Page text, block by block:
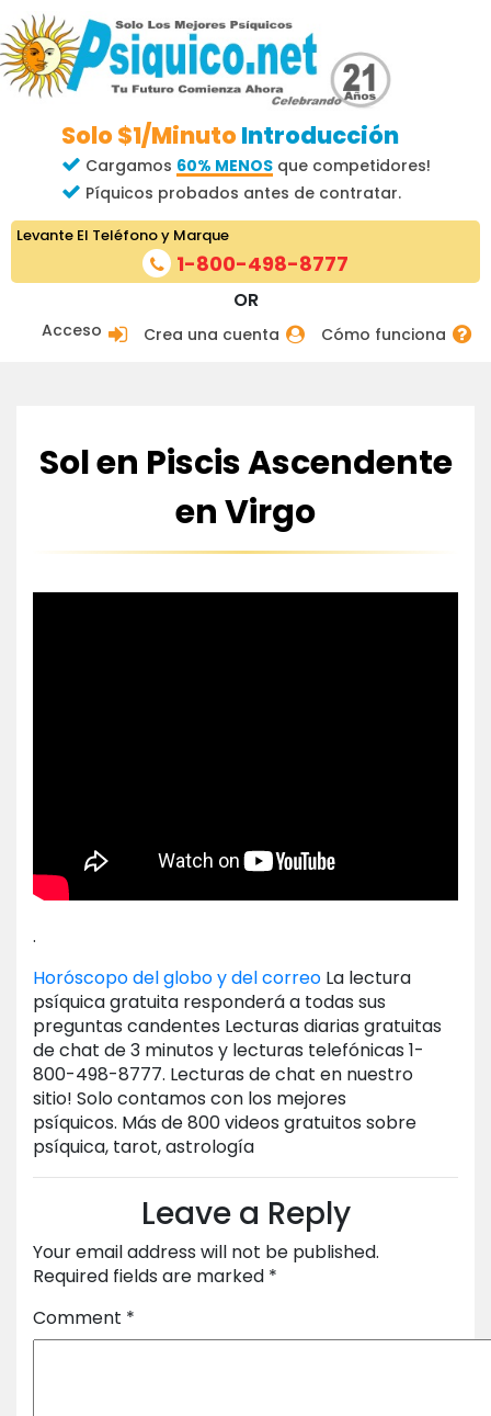
Solo $1/MinutoIntroducción
Cargamos 60% MENOSque competidores!
Píquicos probados antes de contratar.
Acceso Crea una cuenta Cómo funciona
OR
Levante El Teléfono y Marque
1-800-498-8777
Sol en Piscis Ascendente
en Virgo
.
Horóscopo del globo y del correo La lectura
psíquica gratuita responderá a todas sus
preguntas candentes Lecturas diarias gratuitas
de chat de 3 minutos y lecturas telefónicas 1-
800-498-8777. Lecturas de chat en nuestro
sitio! Solo contamos con los mejores
psíquicos. Más de 800 videos gratuitos sobre
psíquica, tarot, astrología
Leave a Reply
Your email address will not be published.
Required fields are marked *
Comment *